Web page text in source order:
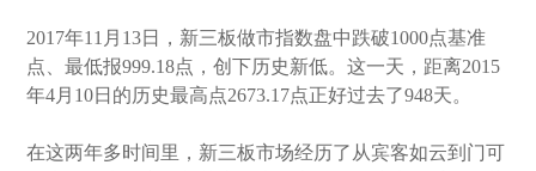
2017年11月13日，新三板做市指数盘中跌破1000点基准
点、最低报999.18点，创下历史新低。这一天，距离2015
年4月10日的历史最高点2673.17点正好过去了948天。
在这两年多时间里，新三板市场经历了从宾客如云到门可